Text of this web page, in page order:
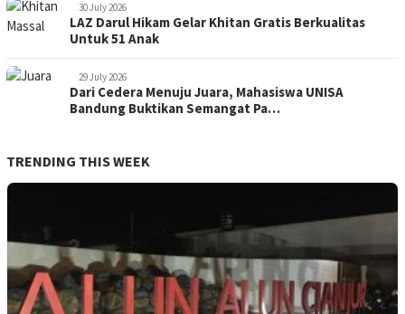
30 July 2026
LAZ Darul Hikam Gelar Khitan Gratis Berkualitas
Untuk 51 Anak
29 July 2026
Dari Cedera Menuju Juara, Mahasiswa UNISA
Bandung Buktikan Semangat Pa…
TRENDING THIS WEEK